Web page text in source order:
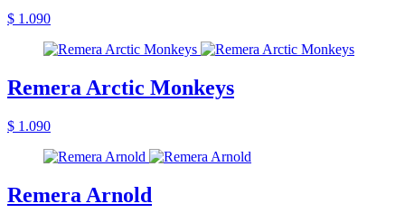
$ 1.090
Remera Arctic Monkeys
$ 1.090
Remera Arnold